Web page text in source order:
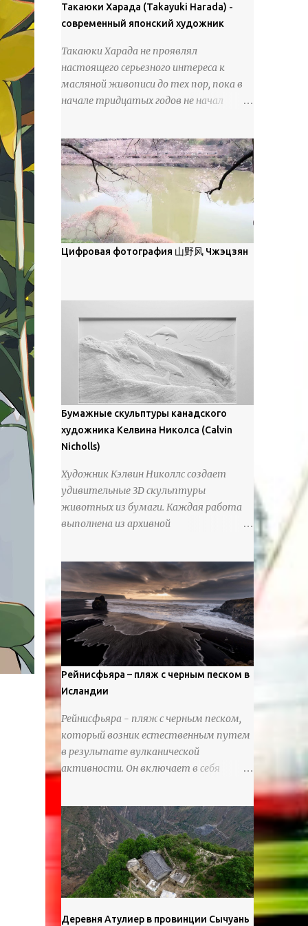
18 век. Шахматный набор "Рыцари
против турок" в шкатулке из
см, Холмогоры, 18 век....
покрова может восприниматься как
матовая. Такое свойство чаще всего
метелевого и фирнизированного снега.
Тем не менее, иногда значительное
количество кристаллов может
располагаться в одной плоскости,
поверхностной изморози. В данном
случае усиливается зеркальное
отражение, что приводит к
искристости снега, зависящей от
положения наблюдателя и высоты
солнца. Зеркальные свойства наиболее
заметны при угле солнечного света 15°
и ниже; при более высокой солнечной
описываются индикатрисой ...
Такаюки Харада (Takayuki Harada) -
современный японский художник
Такаюки Харада не проявлял
настоящего серьезного интереса к
масляной живописи до тех пор, пока в
начале тридцатых годов не начал
художественные музеи и галереи, он
был глубоко тронут и вдохновлен
красотой масляной живописи великих
мастеров. Искусствовед Брайан
Шервин прокомментировал картины
художника, заявив, что "Такаюки
Харада сочетает в себе классическую
смысле, персонажи его картин
предлагают зрителям незаконченный
рассказ, который усиливается его
уникальной манерой использования
освещения". Для просмотра всех работ,
посетите страницу –
https://www.artfinder.com/artist/takayuki-
harada/about/#/
Цифровая фотография 山野风 Чжэцзян
Бумажные скульптуры канадского
художника Келвина Николса (Calvin
Nicholls)
Художник Кэлвин Николлс создает
удивительные 3D скульптуры
животных из бумаги. Каждая работа
выполнена из архивной
выцветание. Николлс использует
крошечные количества клея для
закрепления отдельных деталей,
используя ножи и инструменты для
текстурирования, чтобы точно
вылепить каждую деталь. источник
https://calvinnicholls.com/
Рейнисфьяра – пляж с черным песком в
Исландии
Рейнисфьяра - пляж с черным песком,
который возник естественным путем
в результате вулканической
активности. Он включает в себя
массивные базальтовые
шестиугольные колонны, высокие
утесы, лавовые образования, черную
береговую линию и великолепные
каменные арки.
Деревня Атулиер в провинции Сычуань